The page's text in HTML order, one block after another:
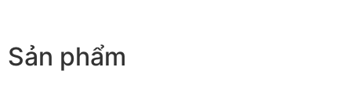
Sản phẩm